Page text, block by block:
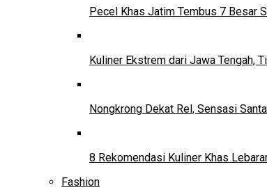
Pecel Khas Jatim Tembus 7 Besar
Kuliner Ekstrem dari Jawa Tengah,
Nongkrong Dekat Rel, Sensasi
8 Rekomendasi Kuliner Khas
Fashion